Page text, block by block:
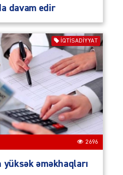
davam edir
İQTISADIYYAT
2696
yüksək əməkhaqları